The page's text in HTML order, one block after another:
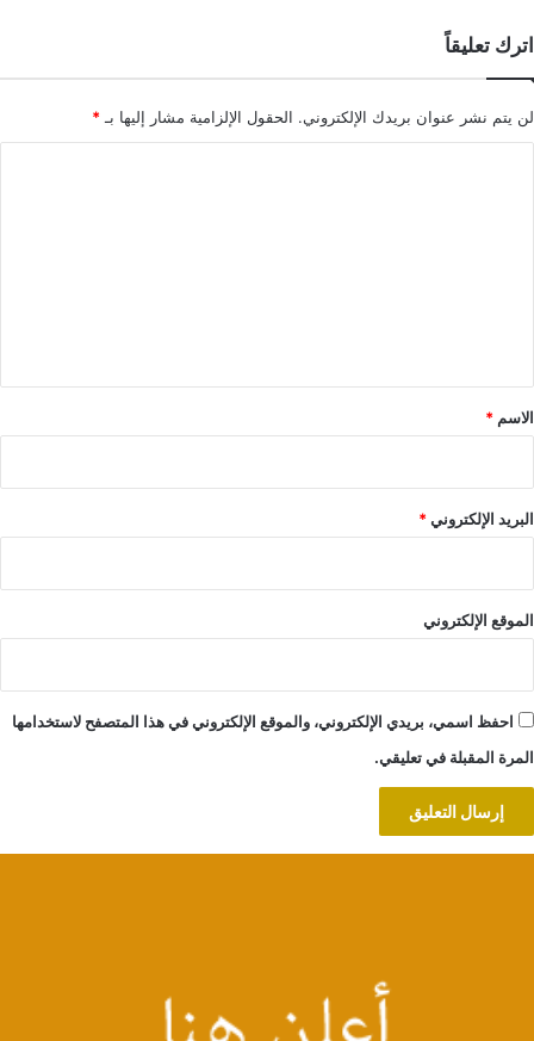
اترك تعليقاً
لن يتم نشر عنوان بريدك الإلكتروني. الحقول الإلزامية مشار إليها بـ *
*
الاسم *
البريد الإلكتروني*
الموقع الإلكتروني
احفظ اسمي، بريدي الإلكتروني، والموقع الإلكتروني في هذا المتصفح لاستخدامها
المرة المقبلة في تعليقي.